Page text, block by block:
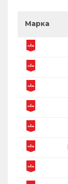
Марка